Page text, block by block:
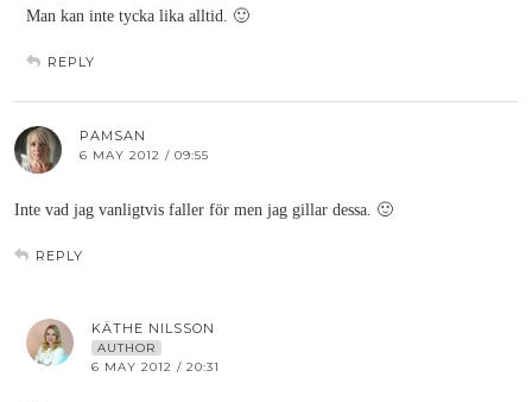
Man kan inte tycka lika alltid. 🙂
REPLY
PAMSAN
6 MAY 2012 / 09:55
Inte vad jag vanligtvis faller för men jag gillar dessa. 🙂
REPLY
KÄTHE NILSSON
AUTHOR
6 MAY 2012 / 20:31